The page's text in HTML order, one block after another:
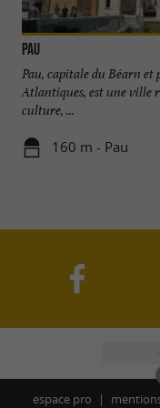
Pau
Pau, capitale du Béarn et
Atlantiques, est une ville
culture, ...
160 m - Pau
espace pro